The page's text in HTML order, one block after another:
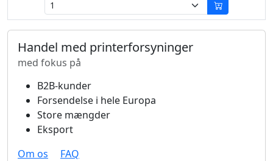
Handel med printerforsyninger
med fokus på
B2B-kunder
Forsendelse i hele Europa
Store mængder
Eksport
Om os
FAQ